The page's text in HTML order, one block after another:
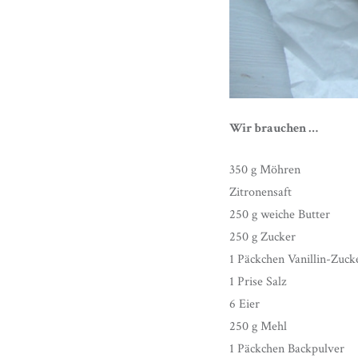
Wir brauchen …
350 g Möhren
Zitronensaft
250 g weiche Butter
250 g Zucker
1 Päckchen Vanillin-
1 Prise Salz
6 Eier
250 g Mehl
1 Päckchen Backpulver